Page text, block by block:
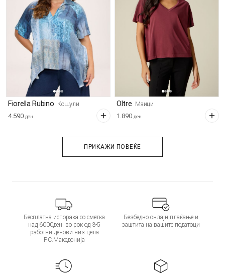
Fiorella Rubino Кошули
4.590 ден
Oltre Маици
1.890 ден
ПРИКАЖИ ПОВЕЌЕ
Бесплатна испорака со сметка
над 6000ден. во рок од 3-5
работни денови низ цела
Р.С.Македонија
Безбедно онлајн плаќање и
заштита на вашите податоци